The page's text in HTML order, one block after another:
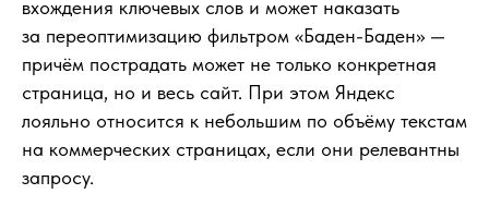
вхождения ключевых слов и может наказать
за переоптимизацию фильтром «Баден-Баден» —
причём пострадать может не только конкретная
страница, но и весь сайт. При этом Яндекс
лояльно относится к небольшим по объёму текстам
на коммерческих страницах, если они релевантны
запросу.